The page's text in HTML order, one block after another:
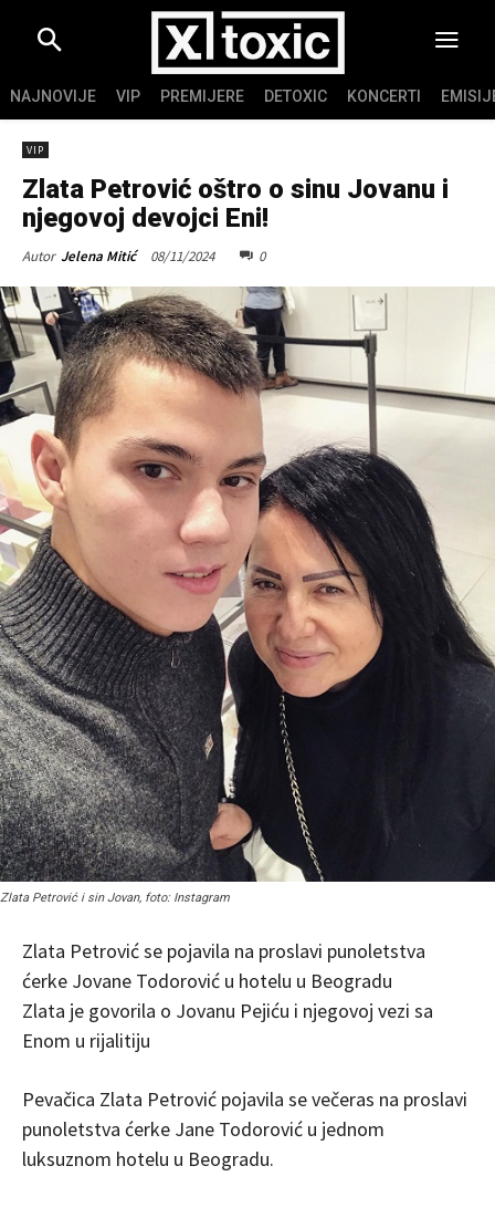
NAJNOVIJE VIP PREMIJERE DETOXIC KONCERTI
VIP
Zlata Petrović oštro o sinu Jovanu i
njegovoj devojci Eni!
Autor Jelena Mitić 08/11/2024 0
Zlata Petrović i sin Jovan, foto: Instagram
Zlata Petrović se pojavila na proslavi punoletstva
ćerke Jovane Todorović u hotelu u Beogradu
Zlata je govorila o Jovanu Pejiću i njegovoj vezi sa
Enom u rijalitiju
Pevačica Zlata Petrović pojavila se večeras na proslavi
punoletstva ćerke Jane Todorović u jednom
luksuznom hotelu u Beogradu.